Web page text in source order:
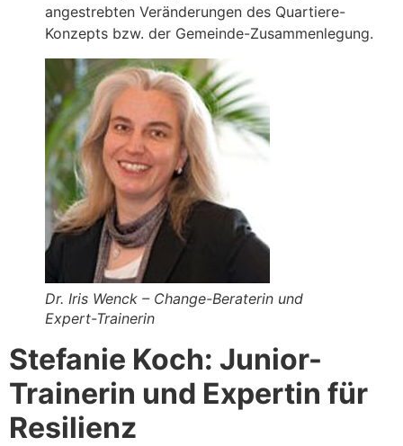
angestrebten Veränderungen des Quartiere-
Konzepts bzw. der Gemeinde-Zusammenlegung.
Dr. Iris Wenck – Change-Beraterin und
Expert-Trainerin
Stefanie Koch: Junior-
Trainerin und Expertin für
Resilienz